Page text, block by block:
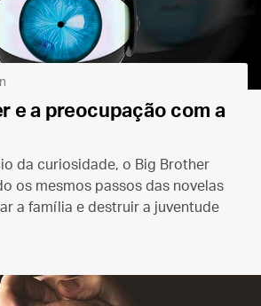
e a preocupação com a
da curiosidade, o Big Brother
os mesmos passos das novelas
a família e destruir a juventude